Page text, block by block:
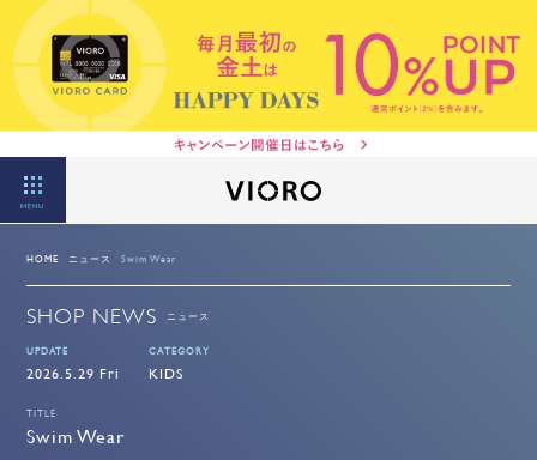
MENU
HOME ニュース Swim Wear
SHOP NEWS ニュース
UPDATE
2026.5.29 Fri
CATEGORY
KIDS
TITLE
Swim Wear